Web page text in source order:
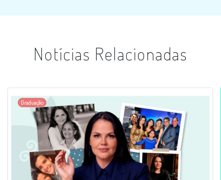
Notícias Relacionadas
Graduação